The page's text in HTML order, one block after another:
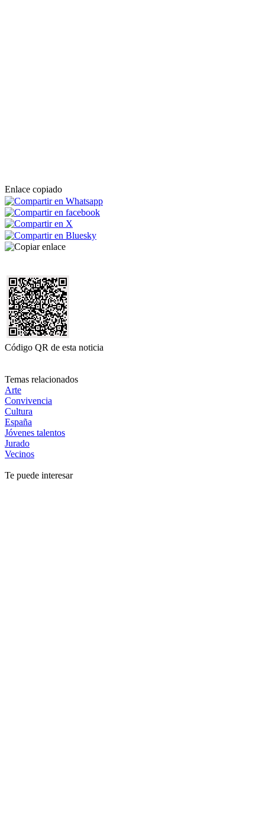
Enlace copiado
Código QR de esta noticia
Temas relacionados
Arte
Convivencia
Cultura
España
Jóvenes talentos
Jurado
Vecinos
Te puede interesar